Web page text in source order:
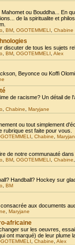
ou Bouddha... En
de la spiritualite et
BM OGOTEMMELI Chabine
discuter de tous les sujets
BM OGOTEMMELI Alex
Beyonce ou Koffi
de racisme? Un détail de
Chabine Maryjane
ou tout simplement
rubrique est faite pour vous.
Chabine
de notre communauté
BM OGOTEMMELI Chabine
Handball? Hockey sur
BM
aux documents
Maryjane
africaine
sur les oeuvres,
ont marqué) de leur plume
Chabine Alex